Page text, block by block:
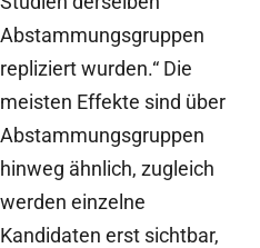
Abstammungsgruppen
repliziert wurden.“ Die
meisten Effekte sind über
Abstammungsgruppen
hinweg ähnlich, zugleich
werden einzelne
Kandidaten erst sichtbar,